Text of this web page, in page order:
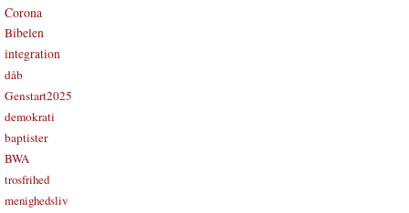
Corona
Bibelen
integration
dåb
Genstart2025
demokrati
baptister
BWA
trosfrihed
menighedsliv